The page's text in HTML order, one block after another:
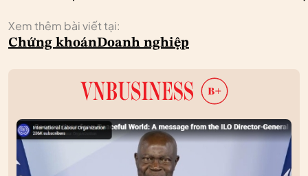
Xem thêm bài viết tại:
Chứng khoánDoanh nghiệp